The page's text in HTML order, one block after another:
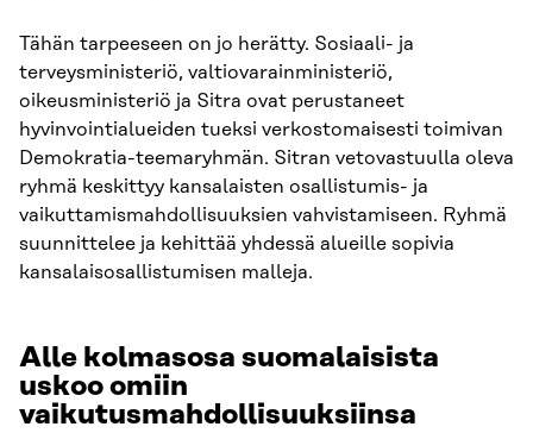
Tähän tarpeeseen on jo herätty. Sosiaali- ja
terveysministeriö, valtiovarainministeriö,
oikeusministeriö ja Sitra ovat perustaneet
hyvinvointialueiden tueksi verkostomaisesti toimivan
Demokratia-teemaryhmän. Sitran vetovastuulla oleva
ryhmä keskittyy kansalaisten osallistumis- ja
vaikuttamismahdollisuuksien vahvistamiseen. Ryhmä
suunnittelee ja kehittää yhdessä alueille sopivia
kansalaisosallistumisen malleja.
Alle kolmasosa suomalaisista
uskoo omiin
vaikutusmahdollisuuksiinsa